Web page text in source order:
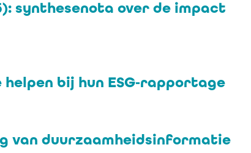
synthesenota over de impact
bij hun ESG‑rapportage
van duurzaamheidsinformatie